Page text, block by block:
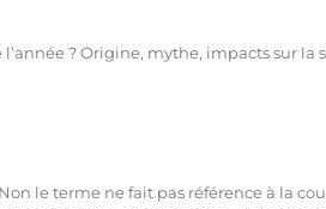
? Origine, mythe, impacts sur la
le terme ne fait pas référence à la